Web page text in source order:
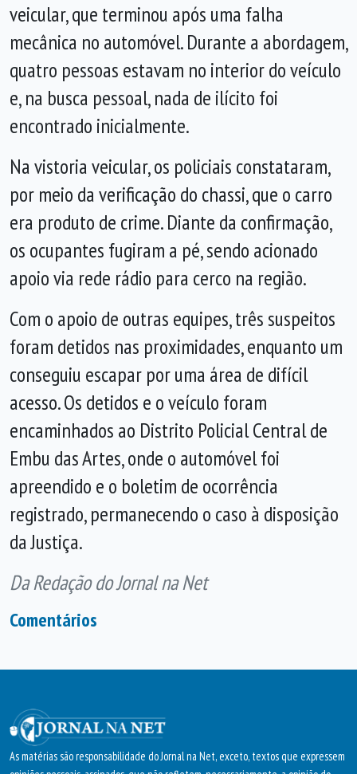
veicular, que terminou após uma falha
mecânica no automóvel. Durante a abordagem,
quatro pessoas estavam no interior do veículo
e, na busca pessoal, nada de ilícito foi
encontrado inicialmente.
Na vistoria veicular, os policiais constataram,
por meio da verificação do chassi, que o carro
era produto de crime. Diante da confirmação,
os ocupantes fugiram a pé, sendo acionado
apoio via rede rádio para cerco na região.
Com o apoio de outras equipes, três suspeitos
foram detidos nas proximidades, enquanto um
conseguiu escapar por uma área de difícil
acesso. Os detidos e o veículo foram
encaminhados ao Distrito Policial Central de
Embu das Artes, onde o automóvel foi
apreendido e o boletim de ocorrência
registrado, permanecendo o caso à disposição
da Justiça.
Da Redação do Jornal na Net
Comentários
As matérias são responsabilidade do Jornal na Net, exceto, textos que expressem